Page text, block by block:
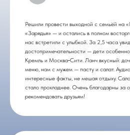
Решили провести выходной с семьёй на
«Зарядья» — и остались в полном
нас встретили с улыбкой. За 2,5 часа
достопримечательности — дети
Кремль и Москва‑Сити. Ланч вкусный:
меню, нам с мужем — пасту и салат.
интересные факты, не мешая отдыху.
стало прохладнее. Очень благодарны за
рекомендовать друзьям!